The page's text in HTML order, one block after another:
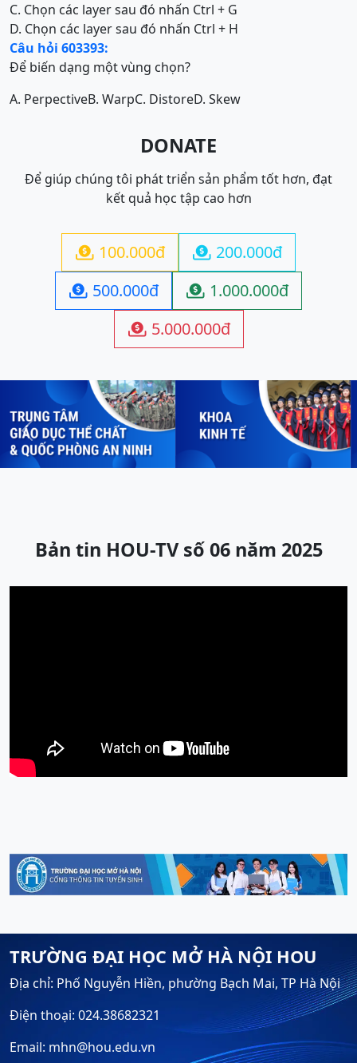
C. Chọn các layer sau đó nhấn Ctrl + G
D. Chọn các layer sau đó nhấn Ctrl + H
Câu hỏi 603393:
Để biến dạng một vùng chọn?
A. PerpectiveB. WarpC. DistoreD. Skew
DONATE
Để giúp chúng tôi phát triển sản phẩm tốt hơn, đạt
kết quả học tập cao hơn
 100.000đ  200.000đ
 500.000đ  1.000.000đ
 5.000.000đ
Previous Next
Bản tin HOU-TV số 06 năm 2025
TRƯỜNG ĐẠI HỌC MỞ HÀ NỘI HOU
Địa chỉ: Phố Nguyễn Hiền, phường Bạch Mai, TP Hà Nội
Điện thoại: 024.38682321
Email: mhn@hou.edu.vn